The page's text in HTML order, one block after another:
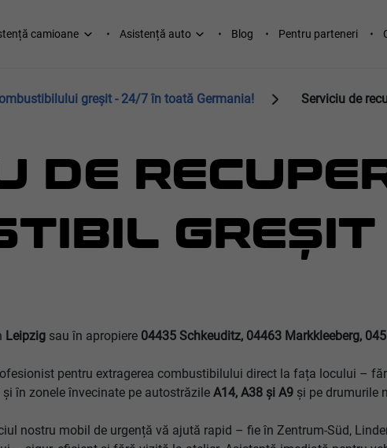
camioane Asistență auto Blog Pentru parteneri
greșit - 24/7 în toată Germania! Serviciu de
DE
Leipzig sau în apropiere 04435 Schkeuditz, 04463 Markkleeberg,
pentru extragerea combustibilului direct la fața locului –
și în zonele învecinate pe autostrăzile A14, A38 şi A9 și pe drumurile
nostru mobil de urgență vă ajută rapid – fie în Zentrum-Süd,